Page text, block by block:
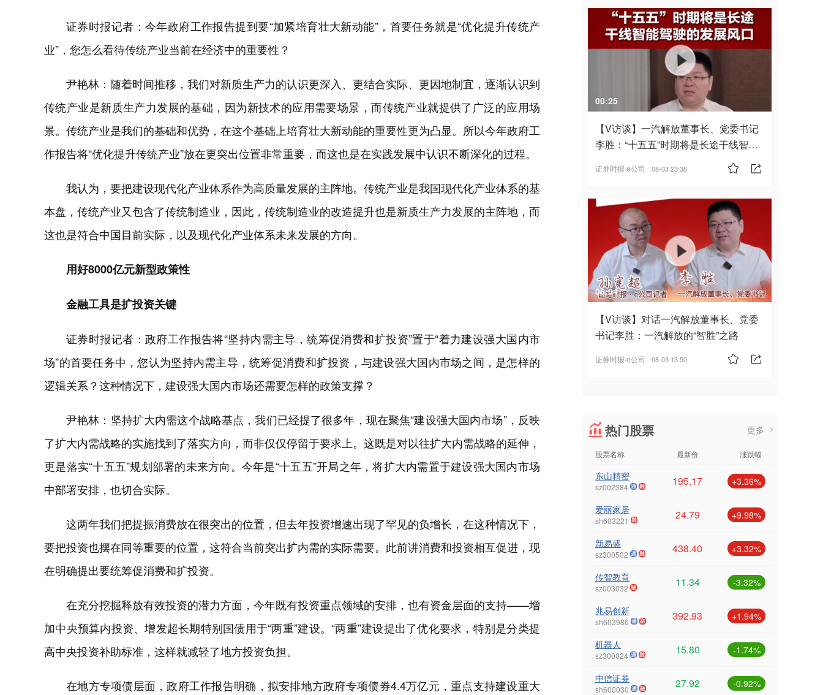
证券时报记者：今年政府工作报告提到要“加紧培育壮大新动能”，首要任务就是“优化提升传统产
业”，您怎么看待传统产业当前在经济中的重要性？
尹艳林：随着时间推移，我们对新质生产力的认识更深入、更结合实际、更因地制宜，逐渐认识到
传统产业是新质生产力发展的基础，因为新技术的应用需要场景，而传统产业就提供了广泛的应用场
景。传统产业是我们的基础和优势，在这个基础上培育壮大新动能的重要性更为凸显。所以今年政府工
作报告将“优化提升传统产业”放在更突出位置非常重要，而这也是在实践发展中认识不断深化的过程。
我认为，要把建设现代化产业体系作为高质量发展的主阵地。传统产业是我国现代化产业体系的基
本盘，传统产业又包含了传统制造业，因此，传统制造业的改造提升也是新质生产力发展的主阵地，而
这也是符合中国目前实际，以及现代化产业体系未来发展的方向。
用好8000亿元新型政策性
金融工具是扩投资关键
证券时报记者：政府工作报告将“坚持内需主导，统筹促消费和扩投资”置于“着力建设强大国内市
场”的首要任务中，您认为坚持内需主导，统筹促消费和扩投资，与建设强大国内市场之间，是怎样的
逻辑关系？这种情况下，建设强大国内市场还需要怎样的政策支撑？
尹艳林：坚持扩大内需这个战略基点，我们已经提了很多年，现在聚焦“建设强大国内市场”，反映
了扩大内需战略的实施找到了落实方向，而非仅仅停留于要求上。这既是对以往扩大内需战略的延伸，
更是落实“十五五”规划部署的未来方向。今年是“十五五”开局之年，将扩大内需置于建设强大国内市场
中部署安排，也切合实际。
这两年我们把提振消费放在很突出的位置，但去年投资增速出现了罕见的负增长，在这种情况下，
要把投资也摆在同等重要的位置，这符合当前突出扩内需的实际需要。此前讲消费和投资相互促进，现
在明确提出要统筹促消费和扩投资。
在充分挖掘释放有效投资的潜力方面，今年既有投资重点领域的安排，也有资金层面的支持——增
加中央预算内投资、增发超长期特别国债用于“两重”建设。“两重”建设提出了优化要求，特别是分类提
高中央投资补助标准，这样就减轻了地方投资负担。
在地方专项债层面，政府工作报告明确，拟安排地方政府专项债券4.4万亿元，重点支持建设重大
00:25
【V访谈】一汽解放董事长、党委书记
李胜：“十五五”时期将是长途干线智能
证券时报·e公司 08-03 23:38
06:04
【V访谈】对话一汽解放董事长、党委
书记李胜：一汽解放的“智胜”之路
证券时报·e公司 08-03 13:50
热门股票 更多
股票名称 最新价 涨跌幅
东山精密
sz002384 195.17 +3.36%
爱丽家居
sh603221 24.79 +9.98%
新易盛
sz300502 438.40 +3.32%
传智教育
sz003032 11.34 -3.32%
兆易创新
sh603986 392.93 +1.94%
机器人
sz300024 15.80 -1.74%
中信证券
sh600030 27.92 -0.92%